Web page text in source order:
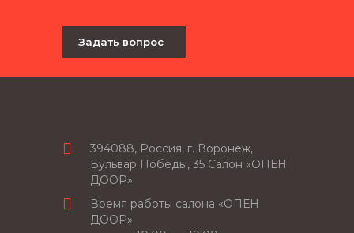
Задать вопрос
394088, Россия, г. Воронеж,
Бульвар Победы, 35 Салон «ОПЕН
ДООР»
Время работы салона «ОПЕН
ДООР»